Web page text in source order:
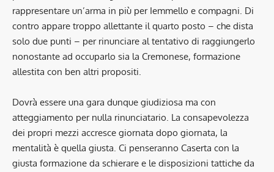
rappresentare un’arma in più per Iemmello e compagni. Di
contro appare troppo allettante il quarto posto – che dista
solo due punti – per rinunciare al tentativo di raggiungerlo
nonostante ad occuparlo sia la Cremonese, formazione
allestita con ben altri propositi.
Dovrà essere una gara dunque giudiziosa ma con
atteggiamento per nulla rinunciatario. La consapevolezza
dei propri mezzi accresce giornata dopo giornata, la
mentalità è quella giusta. Ci penseranno Caserta con la
giusta formazione da schierare e le disposizioni tattiche da